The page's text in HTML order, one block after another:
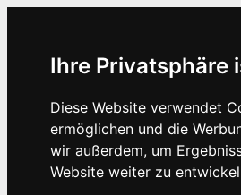
Ihre Privatsphäre
Diese Website verwendet
ermöglichen und die
wir außerdem, um
Website weiter zu